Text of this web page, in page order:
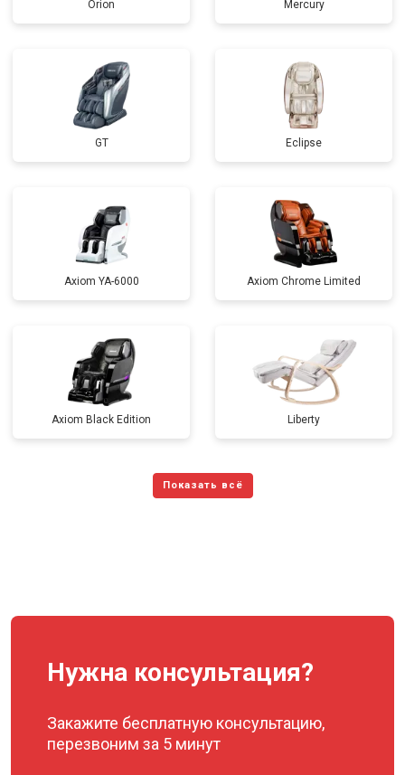
Orion Mercury
GT Eclipse
Axiom YA-6000 Axiom Chrome Limited
Axiom Black Edition Liberty
Нужна консультация?
Закажите бесплатную консультацию,
перезвоним за 5 минут